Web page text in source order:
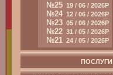
№25 19 / 06 / 2026Р
№24 12 / 06 / 2026Р
№23 05 / 06 / 2026Р
№22 31 / 05 / 2026Р
№21 24 / 05 / 2026Р
ПОСЛУГИ